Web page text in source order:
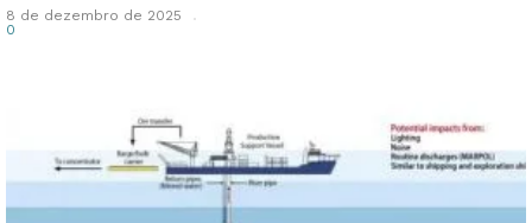
8 de dezembro de 2025
0